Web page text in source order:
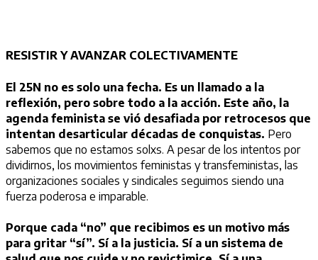
RESISTIR Y AVANZAR COLECTIVAMENTE
El 25N no es solo una fecha. Es un llamado a la
reflexión, pero sobre todo a la acción. Este año, la
agenda feminista se vió desafiada por retrocesos que
intentan desarticular décadas de conquistas. Pero
sabemos que no estamos solxs. A pesar de los intentos por
dividirnos, los movimientos feministas y transfeministas, las
organizaciones sociales y sindicales seguimos siendo una
fuerza poderosa e imparable.
Porque cada “no” que recibimos es un motivo más
para gritar “sí”. Sí a la justicia. Sí a un sistema de